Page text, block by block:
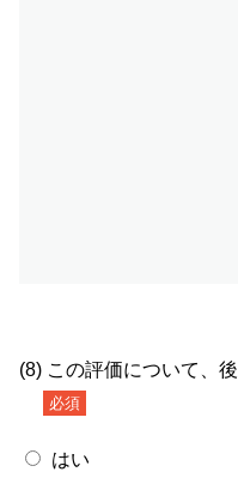
(8) この評価について、
必須
はい